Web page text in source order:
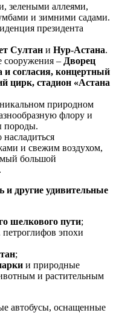
зелеными аллеями,
и зимними садами.
президента
Султан и Нур-Астана.
сооружения – Дворец
согласия, концертный
цирк, стадион «Астана
природном
флору и
породы.
и свежим воздухом,
большой
и другие удивительные
шелкового пути;
петроглифов эпохи
;
и природные
и растительным
автобусы, оснащенные